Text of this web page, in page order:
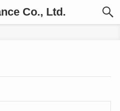
Co., Ltd.